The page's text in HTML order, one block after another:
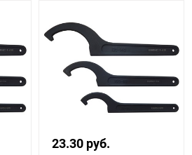
23.30 руб.